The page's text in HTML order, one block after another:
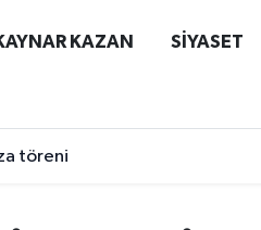
KAZAN SİYASET
töreni